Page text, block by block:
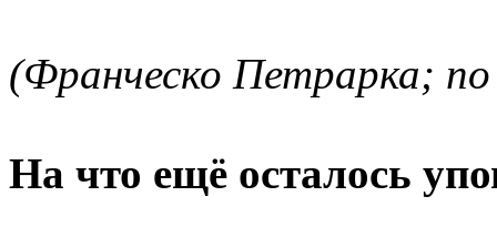
(Франческо Петрарка; по
На что ещё осталось